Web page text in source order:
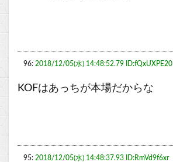
96: 2018/12/05(水) 14:48:52.79 ID:fQxUXPE20
KOFはあっちが本場だからな
95: 2018/12/05(水) 14:48:37.93 ID:RmVd9f6xr